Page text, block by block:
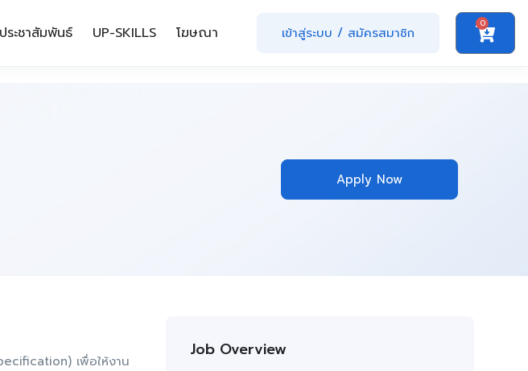
ระชาสัมพันธ์ UP-SKILLS โฆษณา เข้าสู่ระบบ / สมัครสมาชิก
0
Apply Now
เพื่อให้งาน
Job Overview